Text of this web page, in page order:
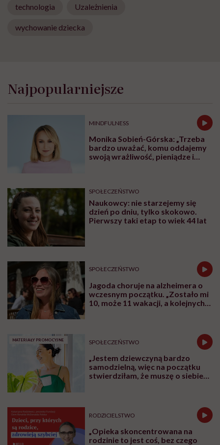
technologia Uzależnienia
wychowanie dziecka
Najpopularniejsze
MINDFULNESS
Monika Sobień-Górska: „Trzeba
bardzo uważać, komu oddajemy
swoją wrażliwość, pieniądze i
SPOŁECZEŃSTWO
Naukowcy: nie starzejemy się
dzień po dniu, tylko skokowo.
Pierwszy taki etap to wiek 44 lat
SPOŁECZEŃSTWO
Jagoda choruje na alzheimera o
wczesnym początku. „Zostało mi
10, może 11 wakacji, a kolejnych
MATERIAŁY PROMOCYJNE SPOŁECZEŃSTWO
„Jestem dziewczyną bardzo
samodzielną, więc na początku
stwierdziłam, że muszę o siebie
RODZICIELSTWO
„Opieka skoncentrowana na
rodzinie to jest coś, bez czego